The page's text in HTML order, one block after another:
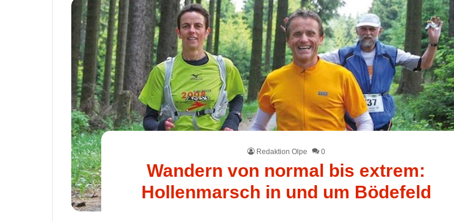
Redaktion Olpe 0
Wandern von normal bis extrem:
Hollenmarsch in und um Bödefeld